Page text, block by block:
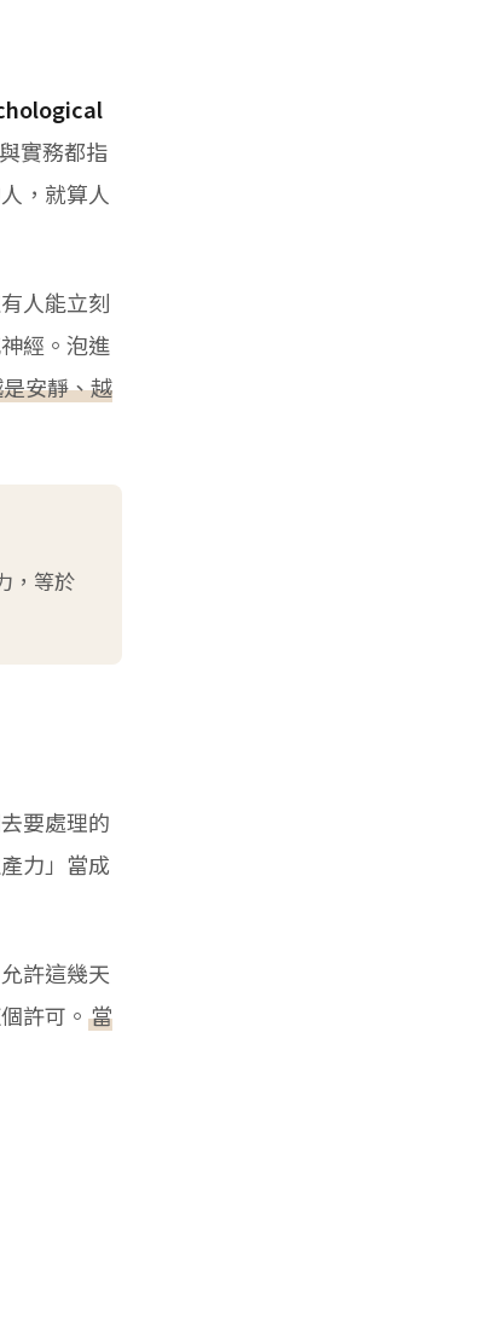
實務都指
，就算人
人能立刻
經。泡進
安靜、越
，等於
要處理的
力」當成
許這幾天
許可。 當